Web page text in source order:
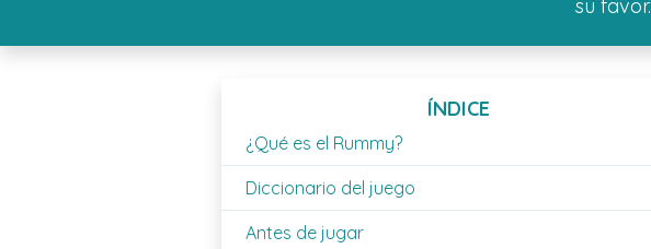
su favor.
ÍNDICE
¿Qué es el Rummy?
Diccionario del juego
Antes de jugar